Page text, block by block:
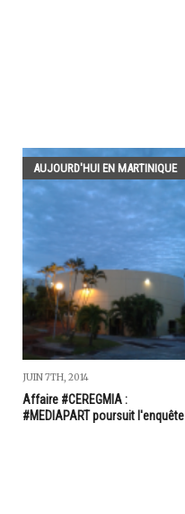
AUJOURD'HUI EN MARTINIQUE
JUIN 7TH, 2014
Affaire #CEREGMIA :
#MEDIAPART poursuit l'enquête